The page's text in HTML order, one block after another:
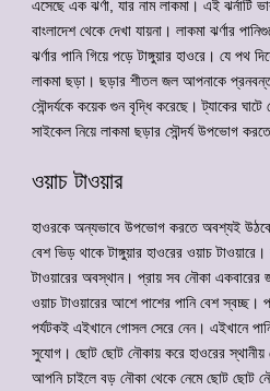
এসেছে এক ঝর্ণা, যার নাম লাকমা। এই ঝর্নাটি
বাংলাদেশ থেকে দেখা যায়না। লাকমা ঝর্ণার
ঝর্ণার পানি গিয়ে পড়ে টাঙ্গুয়ার হাওরে। যে পথ
লাকমা ছড়া। ছড়ার শীতল জল আপনাকে
সৌন্দর্যকে কয়েক গুন বৃদ্ধি করেছে। ট্যাকের
সাইকেল নিয়ে লাকমা ছড়ার সৌন্দর্য উপভোগ
ওয়াচ টাওয়ার
হাওরকে অন্যভাবে উপভোগ করতে অবশ্যই
বেশ ভিড় থাকে টাঙ্গুয়ার হাওরের ওয়াচ
টাওয়ারের অবস্থান। প্রায় সব নৌকা একবারের
ওয়াচ টাওয়ারের আশে পাশের পানি বেশ স্বচ্ছ।
পর্যটকই এইখানে গোসল সেরে নেন। এইখানে
সুযোগ। ছোট ছোট নৌকায় করে হাওরের
আপনি চাইলে বড় নৌকা থেকে নেমে ছোট ছোট